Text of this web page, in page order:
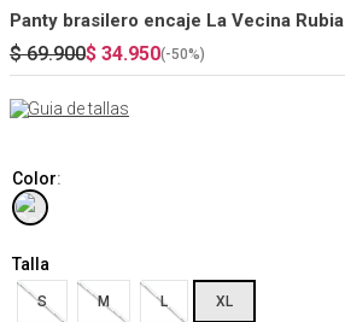
Panty brasilero encaje La Vecina Rubia
$ 69.900$ 34.950(-50%)
Guia de tallas
Color:
Talla
S M L XL